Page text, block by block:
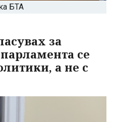
БТА
за
се
а не с